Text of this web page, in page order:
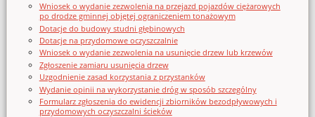
Wniosek o wydanie zezwolenia na przejazd pojazdów ciężarowych
po drodze gminnej objętej ograniczeniem tonażowym
Dotacje do budowy studni głębinowych
Dotacje na przydomowe oczyszczalnie
Wniosek o wydanie zezwolenia na usunięcie drzew lub krzewów
Zgłoszenie zamiaru usunięcia drzew
Uzgodnienie zasad korzystania z przystanków
Wydanie opinii na wykorzystanie dróg w sposób szczególny
Formularz zgłoszenia do ewidencji zbiorników bezodpływowych i
przydomowych oczyszczalni ścieków